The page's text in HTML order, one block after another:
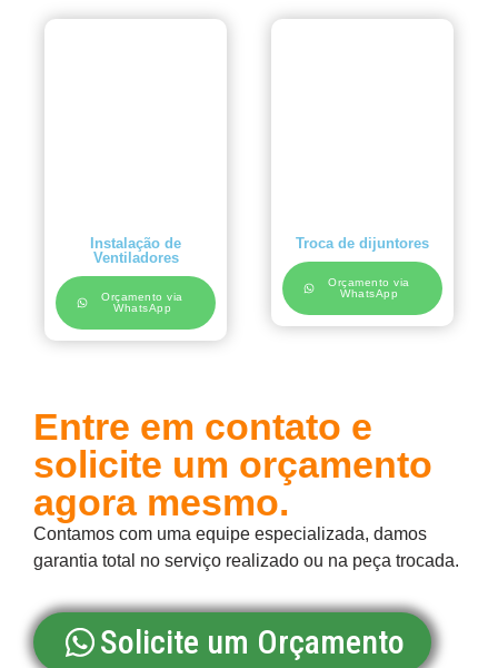
Instalação de
Ventiladores
Orçamento via
WhatsApp
Troca de dijuntores
Orçamento via
WhatsApp
Entre em contato e
solicite um orçamento
agora mesmo.
Contamos com uma equipe especializada, damos
garantia total no serviço realizado ou na peça trocada.
Solicite um Orçamento